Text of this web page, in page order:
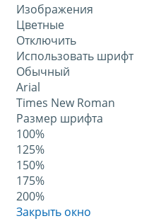
Изображения
Цветные
Отключить
Использовать шрифт
Обычный
Arial
Times New Roman
Размер шрифта
100%
125%
150%
175%
200%
Закрыть окно